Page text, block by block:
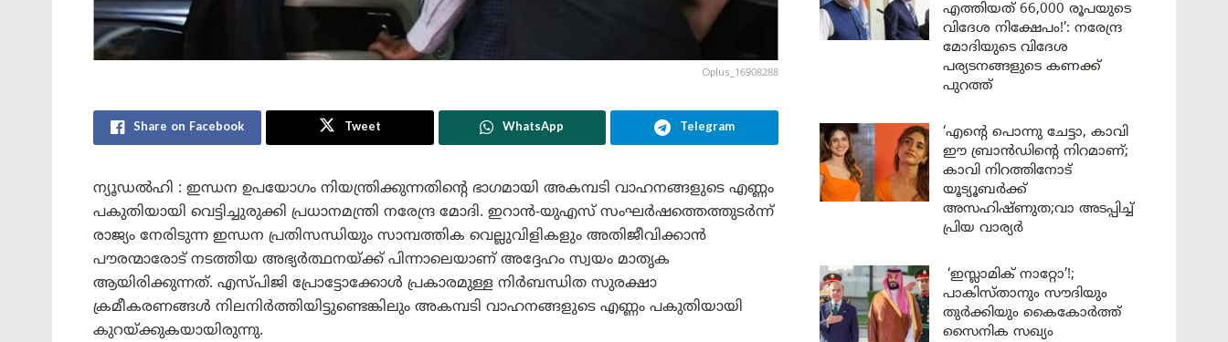
Oplus_16908288
Share on Facebook Tweet WhatsApp Telegram
ന്യൂഡൽഹി : ഇന്ധന ഉപയോഗം നിയന്ത്രിക്കുന്നതിന്റെ ഭാഗമായി അകമ്പടി വാഹനങ്ങളുടെ എണ്ണം
പകുതിയായി വെട്ടിച്ചുരുക്കി പ്രധാനമന്ത്രി നരേന്ദ്ര മോദി. ഇറാൻ-യുഎസ് സംഘർഷത്തെത്തുടർന്ന്
രാജ്യം നേരിടുന്ന ഇന്ധന പ്രതിസന്ധിയും സാമ്പത്തിക വെല്ലുവിളികളും അതിജീവിക്കാൻ
പൗരന്മാരോട് നടത്തിയ അഭ്യർത്ഥനയ്ക്ക് പിന്നാലെയാണ് അദ്ദേഹം സ്വയം മാതൃക
ആയിരിക്കുന്നത്. എസ്‌പിജി പ്രോട്ടോക്കോൾ പ്രകാരമുള്ള നിർബന്ധിത സുരക്ഷാ
ക്രമീകരണങ്ങൾ നിലനിർത്തിയിട്ടുണ്ടെങ്കിലും അകമ്പടി വാഹനങ്ങളുടെ എണ്ണം പകുതിയായി
കുറയ്ക്കുകയായിരുന്നു.
എത്തിയത് 66,000 രൂപയുടെ
വിദേശ നിക്ഷേപം!’: നരേന്ദ്ര
മോദിയുടെ വിദേശ
പര്യടനങ്ങളുടെ കണക്ക്
പുറത്ത്
‘എന്റെ പൊന്നു ചേട്ടാ, കാവി
ഈ ബ്രാൻഡിന്റെ നിറമാണ്;
കാവി നിറത്തിനോട്
യൂട്യൂബർക്ക്
അസഹിഷ്ണുത;വാ അടപ്പിച്ച്
പ്രിയ വാര്യർ
‘ഇസ്ലാമിക് നാറ്റോ’!;
പാകിസ്താനും സൗദിയും
തുർക്കിയും കൈകോർത്ത്
സൈനിക സഖ്യം